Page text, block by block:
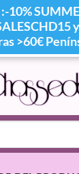
10%
>60€